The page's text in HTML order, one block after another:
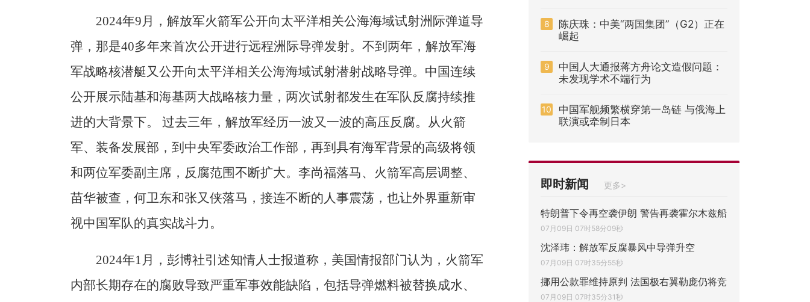
2024年9月，解放军火箭军公开向太平洋相关公海海域试射洲际弹道导
弹，那是40多年来首次公开进行远程洲际导弹发射。不到两年，解放军海
军战略核潜艇又公开向太平洋相关公海海域试射潜射战略导弹。中国连续
公开展示陆基和海基两大战略核力量，两次试射都发生在军队反腐持续推
进的大背景下。 过去三年，解放军经历一波又一波的高压反腐。从火箭
军、装备发展部，到中央军委政治工作部，再到具有海军背景的高级将领
和两位军委副主席，反腐范围不断扩大。李尚福落马、火箭军高层调整、
苗华被查，何卫东和张又侠落马，接连不断的人事震荡，也让外界重新审
视中国军队的真实战斗力。
2024年1月，彭博社引述知情人士报道称，美国情报部门认为，火箭军
内部长期存在的腐败导致严重军事效能缺陷，包括导弹燃料被替换成水、
8
陈庆珠：中美“两国集团”（G2）正在
崛起
9
中国人大通报蒋方舟论文造假问题：
未发现学术不端行为
10
中国军舰频繁横穿第一岛链 与俄海上
联演或牵制日本
即时新闻 更多>
特朗普下令再空袭伊朗 警告再袭霍尔木兹船
07月09日 07时58分09秒
沈泽玮：解放军反腐暴风中导弹升空
07月09日 07时35分55秒
挪用公款罪维持原判 法国极右翼勒庞仍将竞
07月09日 07时35分31秒